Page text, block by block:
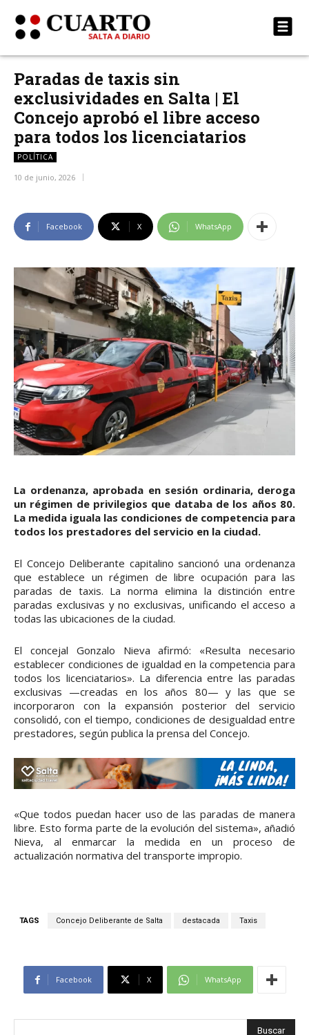
Paradas de taxis sin
exclusividades en Salta | El
Concejo aprobó el libre acceso
para todos los licenciatarios
POLÍTICA
10 de junio, 2026
Facebook X WhatsApp
La ordenanza, aprobada en sesión ordinaria, deroga
un régimen de privilegios que databa de los años 80.
La medida iguala las condiciones de competencia para
todos los prestadores del servicio en la ciudad.
El Concejo Deliberante capitalino sancionó una ordenanza
que establece un régimen de libre ocupación para las
paradas de taxis. La norma elimina la distinción entre
paradas exclusivas y no exclusivas, unificando el acceso a
todas las ubicaciones de la ciudad.
El concejal Gonzalo Nieva afirmó: «Resulta necesario
establecer condiciones de igualdad en la competencia para
todos los licenciatarios». La diferencia entre las paradas
exclusivas —creadas en los años 80— y las que se
incorporaron con la expansión posterior del servicio
consolidó, con el tiempo, condiciones de desigualdad entre
prestadores, según publica la prensa del Concejo.
«Que todos puedan hacer uso de las paradas de manera
libre. Esto forma parte de la evolución del sistema», añadió
Nieva, al enmarcar la medida en un proceso de
actualización normativa del transporte impropio.
TAGS Concejo Deliberante de Salta destacada Taxis
Facebook X WhatsApp